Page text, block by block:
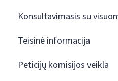
Konsultavimasis su
Teisinė informacija
Peticijų komisijos veikla